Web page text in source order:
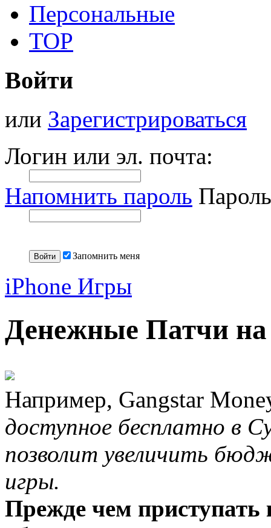
Персональные
TOP
Войти
или Зарегистрироваться
Логин или эл. почта:
Напомнить пароль
Запомнить меня
iPhone Игры
Денежные Патчи
Например, Gangstar
доступное бесплатно в
позволит увеличить
игры.
Прежде чем приступать